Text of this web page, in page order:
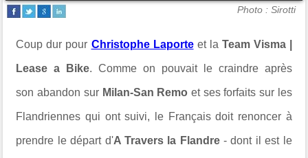
Photo : Sirotti
Coup dur pour Christophe Laporteet la Team Visma |
Lease a Bike. Comme on pouvait le craindre après
son abandon sur Milan-San Remo et ses forfaits sur les
Flandriennes qui ont suivi, le Français doit renoncer à
prendre le départ d'A Travers la Flandre- dont il est le